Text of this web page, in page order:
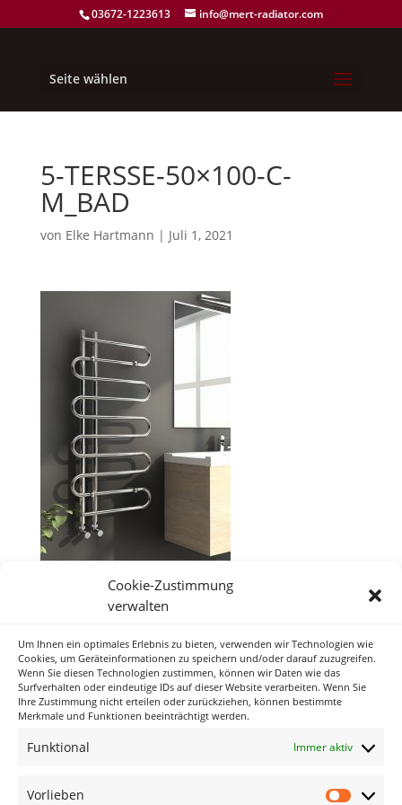
Cookie-Zustimmung
verwalten
Um Ihnen ein optimales Erlebnis zu bieten, verwenden wir Technologien wie
Cookies, um Geräteinformationen zu speichern und/oder darauf zuzugreifen.
Wenn Sie diesen Technologien zustimmen, können wir Daten wie das
Surfverhalten oder eindeutige IDs auf dieser Website verarbeiten. Wenn Sie
Ihre Zustimmung nicht erteilen oder zurückziehen, können bestimmte
Merkmale und Funktionen beeinträchtigt werden.
Funktional Immer aktiv
Vorlieben
03672-1223613 info@mert-radiator.com
Seite wählen
5-TERSSE-50×100-C-
M_BAD
von Elke Hartmann | Juli 1, 2021
Neueste Kommentare
Archiv
Keine Kategorien